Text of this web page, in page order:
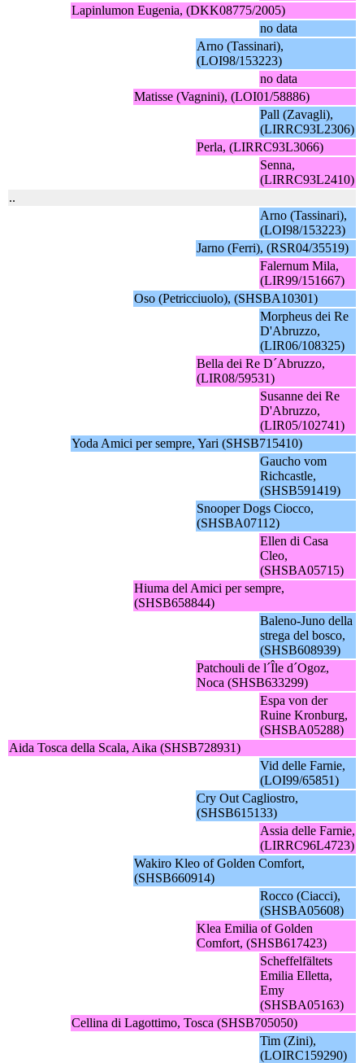
Lapinlumon Eugenia, (DKK08775/2005)
no data
Arno (Tassinari),
(LOI98/153223)
no data
Matisse (Vagnini), (LOI01/58886)
Pall (Zavagli),
(LIRRC93L2306)
Perla, (LIRRC93L3066)
Senna,
(LIRRC93L2410)
..
Arno (Tassinari),
(LOI98/153223)
Jarno (Ferri), (RSR04/35519)
Falernum Mila,
(LIR99/151667)
Oso (Petricciuolo), (SHSBA10301)
Morpheus dei Re
D'Abruzzo,
(LIR06/108325)
Bella dei Re D´Abruzzo,
(LIR08/59531)
Susanne dei Re
D'Abruzzo,
(LIR05/102741)
Yoda Amici per sempre, Yari (SHSB715410)
Gaucho vom
Richcastle,
(SHSB591419)
Snooper Dogs Ciocco,
(SHSBA07112)
Ellen di Casa
Cleo,
(SHSBA05715)
Hiuma del Amici per sempre,
(SHSB658844)
Baleno-Juno della
strega del bosco,
(SHSB608939)
Patchouli de l´Île d´Ogoz,
Noca (SHSB633299)
Espa von der
Ruine Kronburg,
(SHSBA05288)
Aida Tosca della Scala, Aika (SHSB728931)
Vid delle Farnie,
(LOI99/65851)
Cry Out Cagliostro,
(SHSB615133)
Assia delle Farnie,
(LIRRC96L4723)
Wakiro Kleo of Golden Comfort,
(SHSB660914)
Rocco (Ciacci),
(SHSBA05608)
Klea Emilia of Golden
Comfort, (SHSB617423)
Scheffelfältets
Emilia Elletta,
Emy
(SHSBA05163)
Cellina di Lagottimo, Tosca (SHSB705050)
Tim (Zini),
(LOIRC159290)